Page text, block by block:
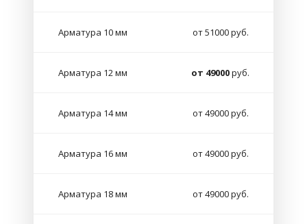
Арматура 10 мм от 51000 руб.
Арматура 12 мм от 49000руб.
Арматура 14 мм от 49000 руб.
Арматура 16 мм от 49000 руб.
Арматура 18 мм от 49000 руб.